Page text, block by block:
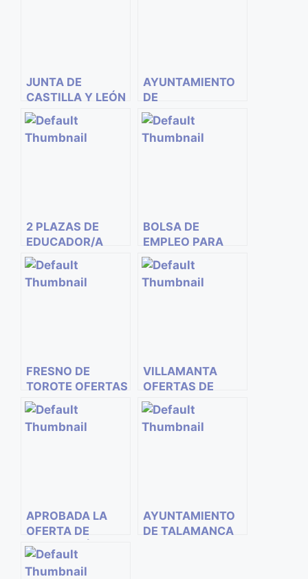
JUNTA DE
CASTILLA Y LEÓN
OFRECE
CONVOCAR 3122
PLAZAS ESTE
AYUNTAMIENTO
DE
VILLACONEJOS.
COMUNIDAD DE
MADRID. BOLSA
2 PLAZAS DE
EDUCADOR/A
INFANTIL.
AYUNTAMIENTO
DE VILLAMANTA.
BOLSA DE
EMPLEO PARA
SUSTITUCIONES
DE EDUCADOR/A
INFANTIL DEL
FRESNO DE
TOROTE OFERTAS
DE EMPLEO. 3
PLAZAS
EDUCADORA
VILLAMANTA
OFERTAS DE
EMPLEO
EDUCADOR
INFANTIL
APROBADA LA
OFERTA DE
EMPLEO PÚBLICO
DE LA JUNTA DE
CASTILLA LA
AYUNTAMIENTO
DE TALAMANCA